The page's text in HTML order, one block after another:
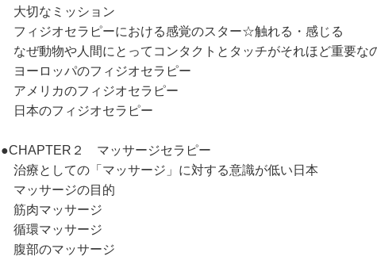
大切なミッション
フィジオセラピーにおける感覚のスター☆触れる・感じる
なぜ動物や人間にとってコンタクトとタッチがそれほど重要な
ヨーロッパのフィジオセラピー
アメリカのフィジオセラピー
日本のフィジオセラピー
●CHAPTER２ マッサージセラピー
治療としての「マッサージ」に対する意識が低い日本
マッサージの目的
筋肉マッサージ
循環マッサージ
腹部のマッサージ